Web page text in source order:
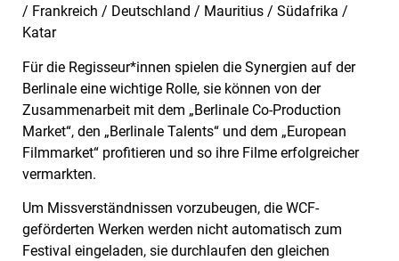
/ Frankreich / Deutschland / Mauritius / Südafrika /
Katar
Für die Regisseur*innen spielen die Synergien auf der
Berlinale eine wichtige Rolle, sie können von der
Zusammenarbeit mit dem „Berlinale Co-Production
Market“, den „Berlinale Talents“ und dem „European
Filmmarket“ profitieren und so ihre Filme erfolgreicher
vermarkten.
Um Missverständnissen vorzubeugen, die WCF-
geförderten Werken werden nicht automatisch zum
Festival eingeladen, sie durchlaufen den gleichen